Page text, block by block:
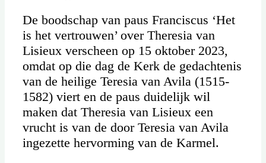
De boodschap van paus Franciscus ‘Het
is het vertrouwen’ over Theresia van
Lisieux verscheen op 15 oktober 2023,
omdat op die dag de Kerk de gedachtenis
van de heilige Teresia van Avila (1515-
1582) viert en de paus duidelijk wil
maken dat Theresia van Lisieux een
vrucht is van de door Teresia van Avila
ingezette hervorming van de Karmel.